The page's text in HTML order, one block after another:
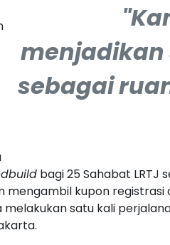
menjadikan
sebagai
bagi 25 Sahabat LRTJ
mengambil kupon registrasi
satu kali